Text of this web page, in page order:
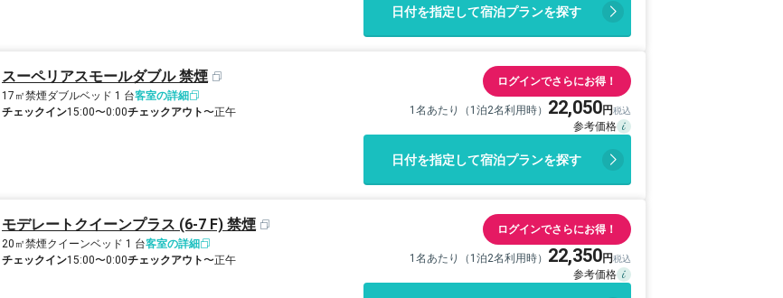
日付を指定して宿泊プランを探す
スーペリアスモールダブル 禁煙
17㎡禁煙ダブルベッド 1 台客室の詳細
チェックイン15:00〜0:00チェックアウト〜正午
ログインでさらにお得！
1名あたり（1泊2名利用時） 22,050
日付を指定して宿泊プランを探す
モデレートクイーンプラス (6-7 F) 禁煙
20㎡禁煙クイーンベッド 1 台客室の詳細
チェックイン15:00〜0:00チェックアウト〜正午
ログインでさらにお得！
1名あたり（1泊2名利用時） 22,350